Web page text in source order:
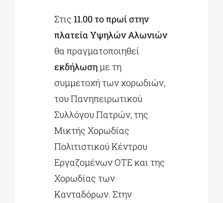
Στις 11.00 το πρωί στην
πλατεία Υψηλών Αλωνιών
θα πραγματοποιηθεί
εκδήλωσημε τη
συμμετοχή των χορωδιών,
του Πανηπειρωτικού
Συλλόγου Πατρών, της
Μικτής Χορωδίας
Πολιτιστικού Κέντρου
Εργαζομένων ΟΤΕ και της
Χορωδίας των
Κανταδόρων. Στην